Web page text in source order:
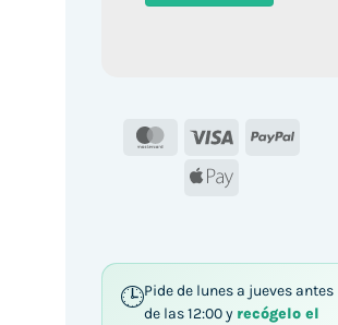
MasterCard
Visa
PayPal
Apple
Pide de lunes a jueves antes
de las 12:00 y recógelo el